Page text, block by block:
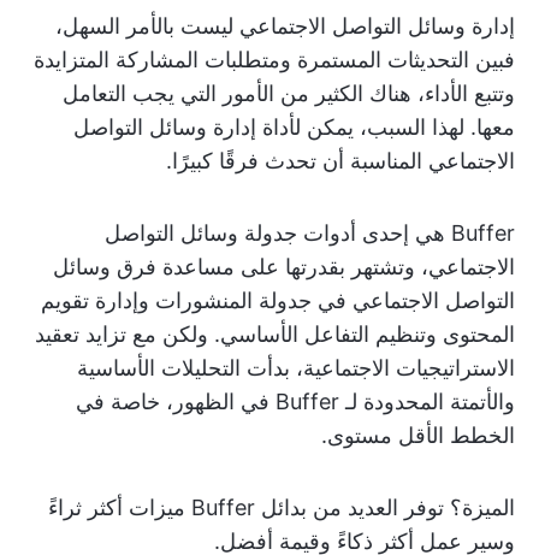
إدارة وسائل التواصل الاجتماعي ليست بالأمر السهل،
فبين التحديثات المستمرة ومتطلبات المشاركة المتزايدة
وتتبع الأداء، هناك الكثير من الأمور التي يجب التعامل
معها. لهذا السبب، يمكن لأداة إدارة وسائل التواصل
الاجتماعي المناسبة أن تحدث فرقًا كبيرًا.
Buffer هي إحدى أدوات جدولة وسائل التواصل
الاجتماعي، وتشتهر بقدرتها على مساعدة فرق وسائل
التواصل الاجتماعي في جدولة المنشورات وإدارة تقويم
المحتوى وتنظيم التفاعل الأساسي. ولكن مع تزايد تعقيد
الاستراتيجيات الاجتماعية، بدأت التحليلات الأساسية
والأتمتة المحدودة لـ Buffer في الظهور، خاصة في
الخطط الأقل مستوى.
الميزة؟ توفر العديد من بدائل Buffer ميزات أكثر ثراءً
وسير عمل أكثر ذكاءً وقيمة أفضل.